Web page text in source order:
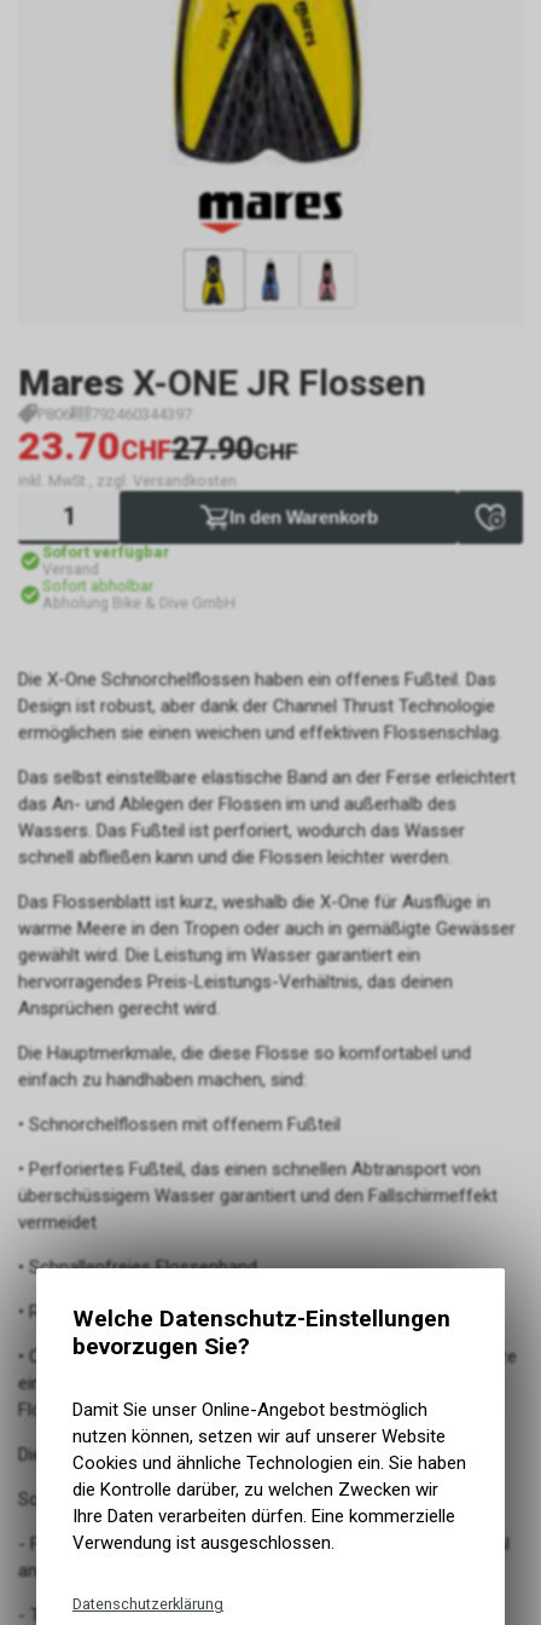
Mares X-ONE JR Flossen
P806 792460344397
23.70CHF27.90CHF
inkl. MwSt., zzgl. Versandkosten
In den Warenkorb
Sofort verfügbar
Versand
Sofort abholbar
Abholung Bike & Dive GmbH
Die X-One Schnorchelflossen haben ein offenes Fußteil. Das
Design ist robust, aber dank der Channel Thrust Technologie
ermöglichen sie einen weichen und effektiven Flossenschlag.
Das selbst einstellbare elastische Band an der Ferse erleichtert
das An- und Ablegen der Flossen im und außerhalb des
Wassers. Das Fußteil ist perforiert, wodurch das Wasser
schnell abfließen kann und die Flossen leichter werden.
Das Flossenblatt ist kurz, weshalb die X-One für Ausflüge in
warme Meere in den Tropen oder auch in gemäßigte Gewässer
gewählt wird. Die Leistung im Wasser garantiert ein
hervorragendes Preis-Leistungs-Verhältnis, das deinen
Ansprüchen gerecht wird.
Die Hauptmerkmale, die diese Flosse so komfortabel und
einfach zu handhaben machen, sind:
• Schnorchelflossen mit offenem Fußteil
• Perforiertes Fußteil, das einen schnellen Abtransport von
überschüssigem Wasser garantiert und den Fallschirmeffekt
vermeidet
• Schnallenfreies Flossenband
• Reisefreundliches kurzes Flossenblatt
• Channel-Thrust-Technologie, die dank weicher Längseinsätze
eine kontrollierte Verformung des Flossenblatts beim
Flossenschlag ermöglicht.
Die Flosse ist in den Farben Gelb, Weiß und Blau erhältlich.
So verwendest du die X-One Schnorchelflossen:
- Flossen erleichtern die Bewegung durch das Wasser, sowohl
an der Oberfläche als auch beim Tauchen.
- Trage deine Flossen nur, wenn du im Wasser bist, oder
Welche Datenschutz-Einstellungen
bevorzugen Sie?
Damit Sie unser Online-Angebot bestmöglich
nutzen können, setzen wir auf unserer Website
Cookies und ähnliche Technologien ein. Sie haben
die Kontrolle darüber, zu welchen Zwecken wir
Ihre Daten verarbeiten dürfen. Eine kommerzielle
Verwendung ist ausgeschlossen.
Datenschutzerklärung